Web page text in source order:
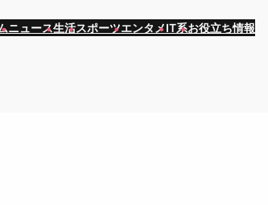
ニュース生活スポーツエンタメIT系お役立ち情報